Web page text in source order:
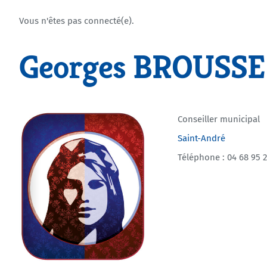
Vous n'êtes pas connecté(e).
Georges BROUSSE
Conseiller municipal
Saint-André
Téléphone : 04 68 95